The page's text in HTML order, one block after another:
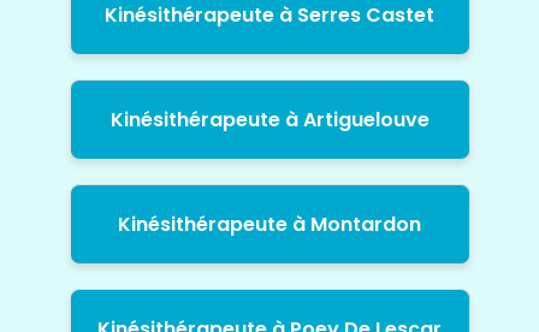
Kinésithérapeute à Serres Castet
Kinésithérapeute à Artiguelouve
Kinésithérapeute à Montardon